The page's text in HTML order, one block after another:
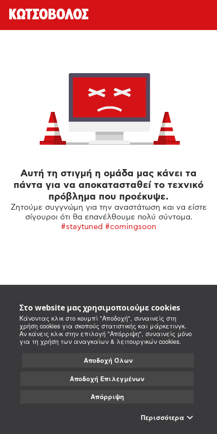
Στο website μας χρησιμοποιούμε cookies
Κάνοντας κλικ στο κουμπί "Αποδοχή", συναινείς στη
χρήση cookies για σκοπούς στατιστικής και μάρκετινγκ.
Αν κάνεις κλικ στην επιλογή "Απόρριψη", συναινείς μόνο
για τη χρήση των αναγκαίων & λειτουργικών cookies.
Αποδοχή Όλων
Αποδοχή Επιλεγμένων
Απόρριψη
Περισσότερα
Αυτή τη στιγμή η ομάδα μας κάνει τα
πάντα για να αποκατασταθεί το τεχνικό
πρόβλημα που προέκυψε.
Ζητούμε συγγνώμη για την αναστάτωση και να είστε
σίγουροι ότι θα επανέλθουμε πολύ σύντομα.
#staytuned #comingsoon